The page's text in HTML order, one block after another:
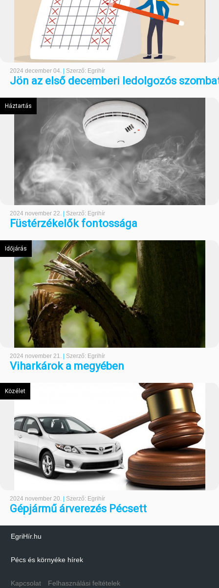
2024 december 04. | Szerző: Egrihír
Jön az első decemberi ledolgozós
Háztartás
2024 november 22. | Szerző: Egrihír
Füstérzékelők fontossága
Időjárás
2024 november 21. | Szerző: Egrihír
Viharkárok a megyében
Közélet
2024 november 20. | Szerző: Egrihír
Gépjármű árverezés Pécsett
EgriHír.hu
Pécs és környéke hírek
Kapcsolat Felhasználási feltételek